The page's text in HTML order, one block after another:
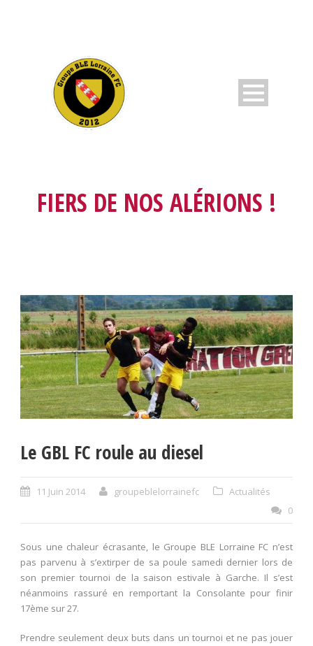
FIERS DE NOS ALÉRIONS !
Le GBL FC roule au diesel
11 Juin 2014 groupeblelorrainefc
Actualités
0
Sous une chaleur écrasante, le Groupe BLE Lorraine FC n’est
pas parvenu à s’extirper de sa poule samedi dernier lors de
son premier tournoi de la saison estivale à Garche. Il s’est
néanmoins rassuré en remportant la Consolante pour finir
17ème sur 27.
Prendre seulement deux buts dans un tournoi et ne pas jouer